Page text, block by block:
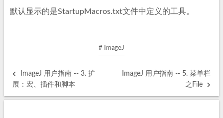
默认显示的是StartupMacros.txt文件中定义的工具。
# ImageJ
ImageJ 用户指南 -- 3. 扩
展：宏、插件和脚本
ImageJ 用户指南 -- 5. 菜单栏
之File